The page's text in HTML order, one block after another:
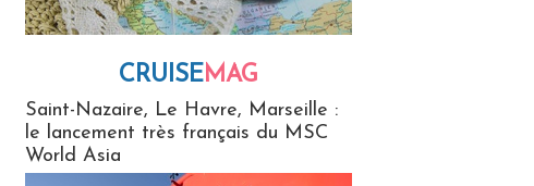
CRUISEMAG
Saint-Nazaire, Le Havre, Marseille :
le lancement très français du MSC
World Asia